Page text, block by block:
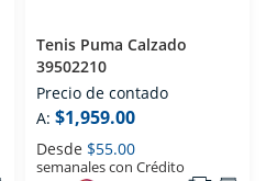
Tenis Puma Calzado
39502210
Precio de contado
A: $1,959.00
Desde $55.00
semanales con Crédito